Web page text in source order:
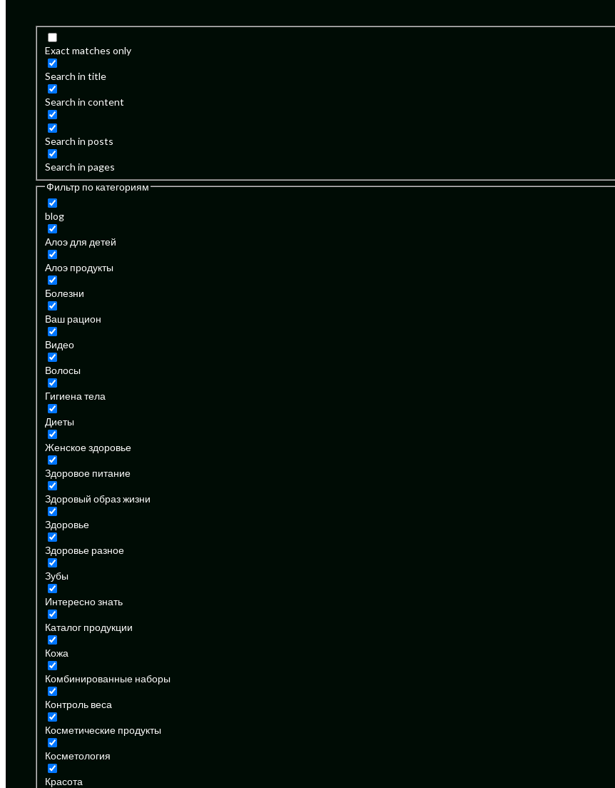
Exact matches only
Search in title
Search in content
Search in posts
Search in pages
Фильтр по категориям
blog
Алоэ для детей
Алоэ продукты
Болезни
Ваш рацион
Видео
Волосы
Гигиена тела
Диеты
Женское здоровье
Здоровое питание
Здоровый образ жизни
Здоровье
Здоровье разное
Зубы
Интересно знать
Каталог продукции
Кожа
Комбинированные наборы
Контроль веса
Косметические продукты
Косметология
Красота